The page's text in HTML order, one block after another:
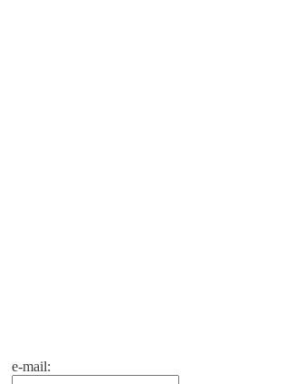
e-mail: